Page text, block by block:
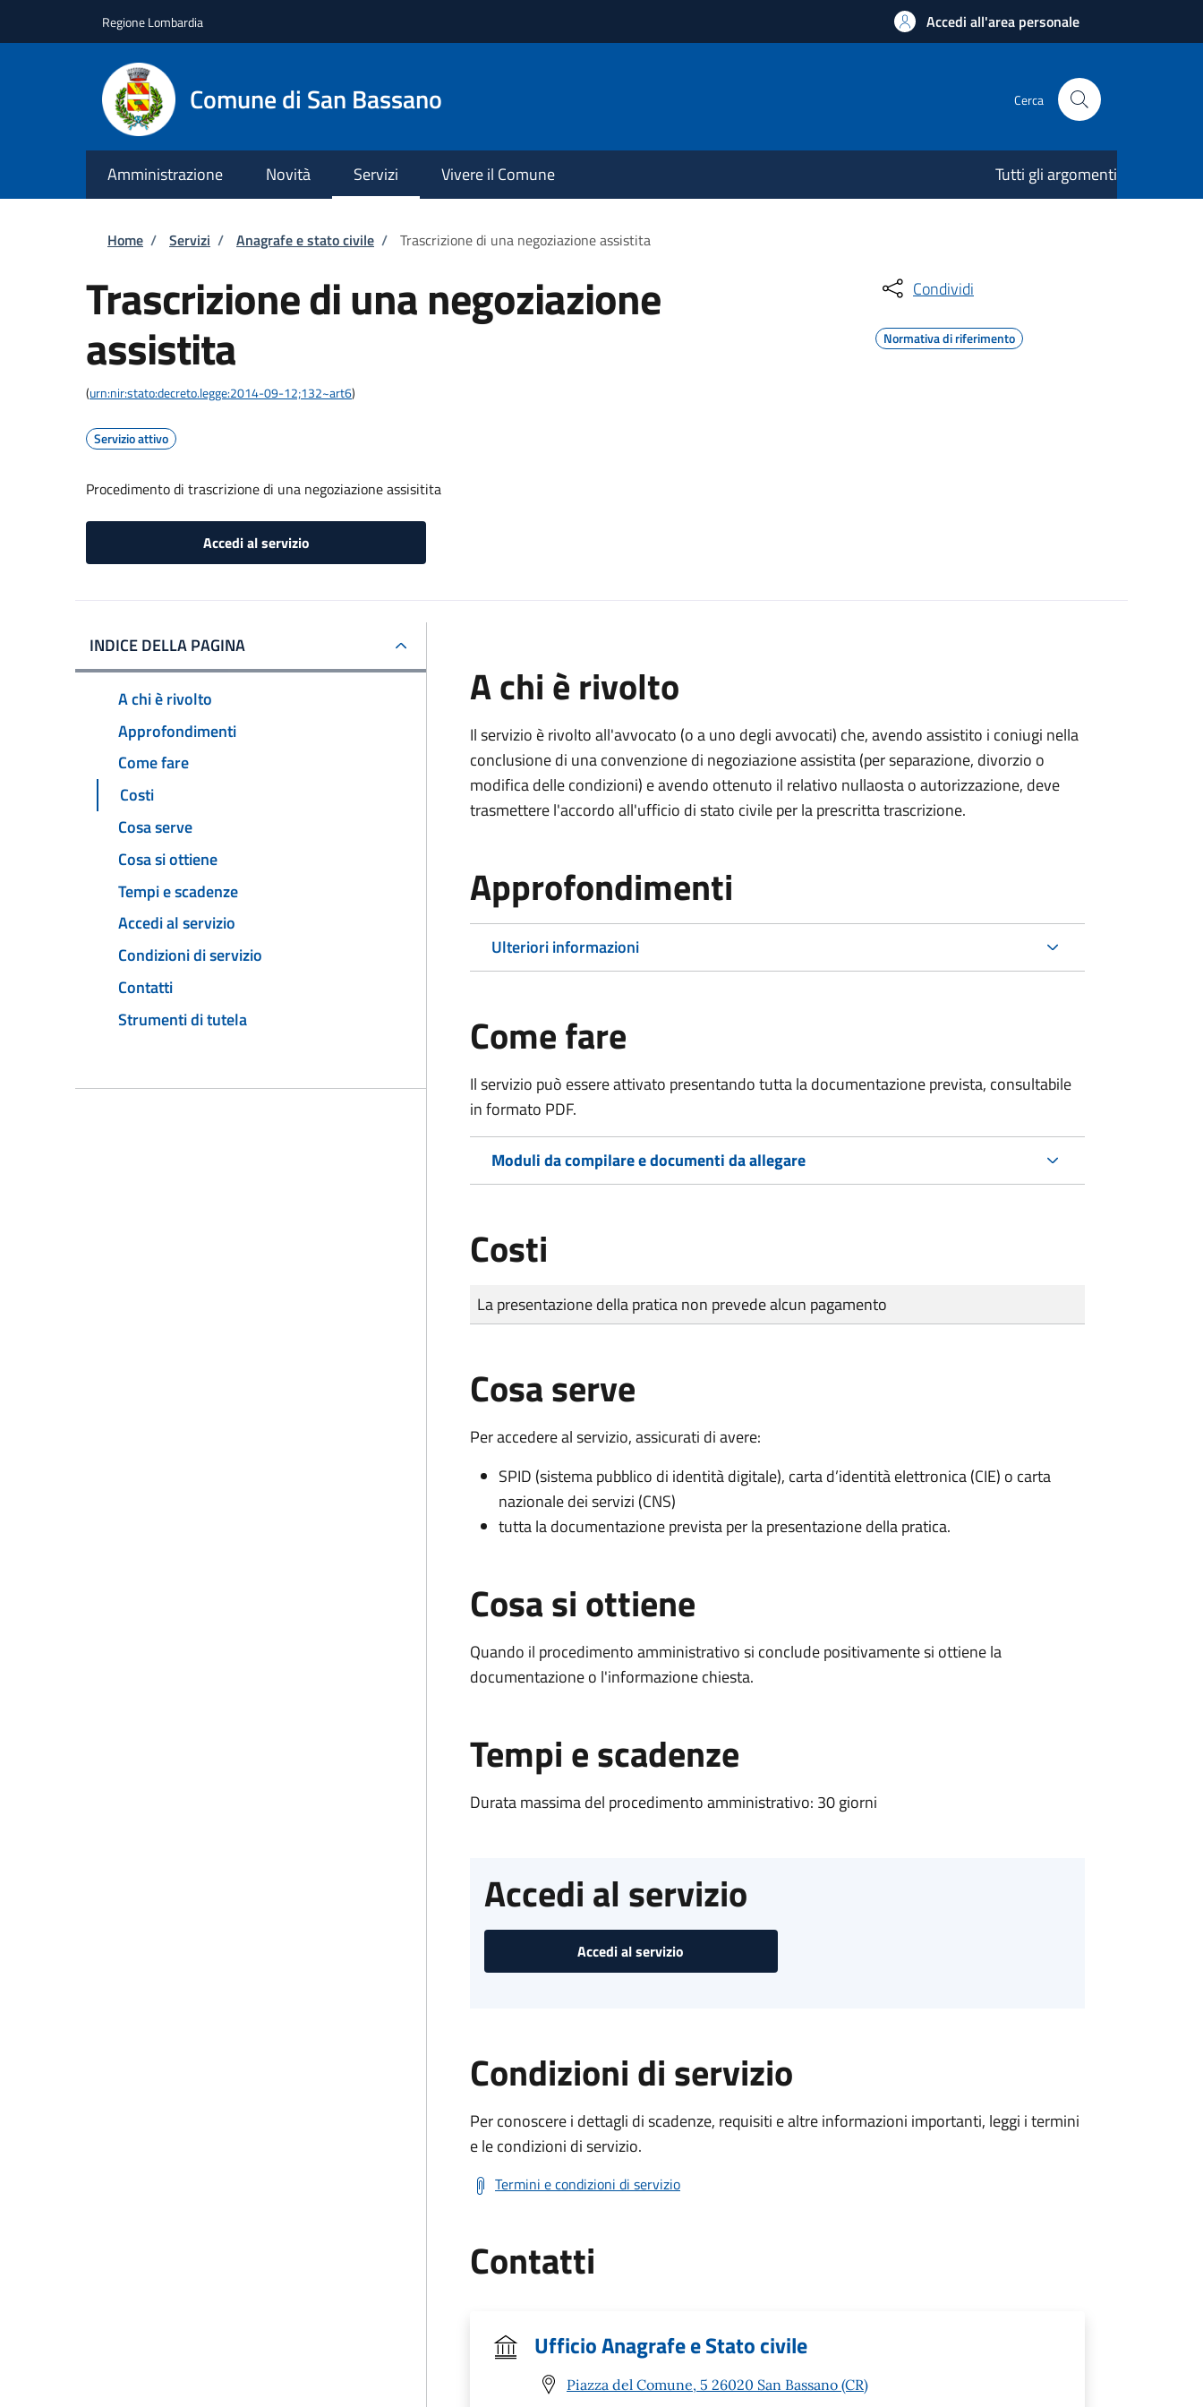
Regione Lombardia Accedi all'area personale
Comune di San Bassano Cerca
Amministrazione Novità Servizi Vivere il Comune Tutti gli argomenti
Briciole di pane
Home / Servizi / Anagrafe e stato civile / Trascrizione di una negoziazione assistita
Trascrizione di una negoziazione
assistita
(urn:nir:stato:decreto.legge:2014-09-12;132~art6)
Servizio attivo
Procedimento di trascrizione di una negoziazione assisitita
Accedi al servizio
Condividi
Normativa di riferimento
INDICE DELLA PAGINA
A chi è rivolto
Approfondimenti
Come fare
Costi
Cosa serve
Cosa si ottiene
Tempi e scadenze
Accedi al servizio
Condizioni di servizio
Contatti
Strumenti di tutela
A chi è rivolto
Il servizio è rivolto all'avvocato (o a uno degli avvocati) che, avendo assistito i coniugi nella
conclusione di una convenzione di negoziazione assistita (per separazione, divorzio o
modifica delle condizioni) e avendo ottenuto il relativo nullaosta o autorizzazione, deve
trasmettere l'accordo all'ufficio di stato civile per la prescritta trascrizione.
Approfondimenti
Ulteriori informazioni
Come fare
Il servizio può essere attivato presentando tutta la documentazione prevista, consultabile
in formato PDF.
Moduli da compilare e documenti da allegare
Costi
Tipo di pagamento
Importo
La presentazione della pratica non prevede alcun pagamento
Cosa serve
Per accedere al servizio, assicurati di avere:
SPID (sistema pubblico di identità digitale), carta d’identità elettronica (CIE) o carta
nazionale dei servizi (CNS)
tutta la documentazione prevista per la presentazione della pratica.
Cosa si ottiene
Quando il procedimento amministrativo si conclude positivamente si ottiene la
documentazione o l'informazione chiesta.
Tempi e scadenze
Durata massima del procedimento amministrativo: 30 giorni
Accedi al servizio
Accedi al servizio
Condizioni di servizio
Per conoscere i dettagli di scadenze, requisiti e altre informazioni importanti, leggi i termini
e le condizioni di servizio.
Termini e condizioni di servizio
Contatti
Ufficio Anagrafe e Stato civile
Piazza del Comune, 5 26020 San Bassano (CR)